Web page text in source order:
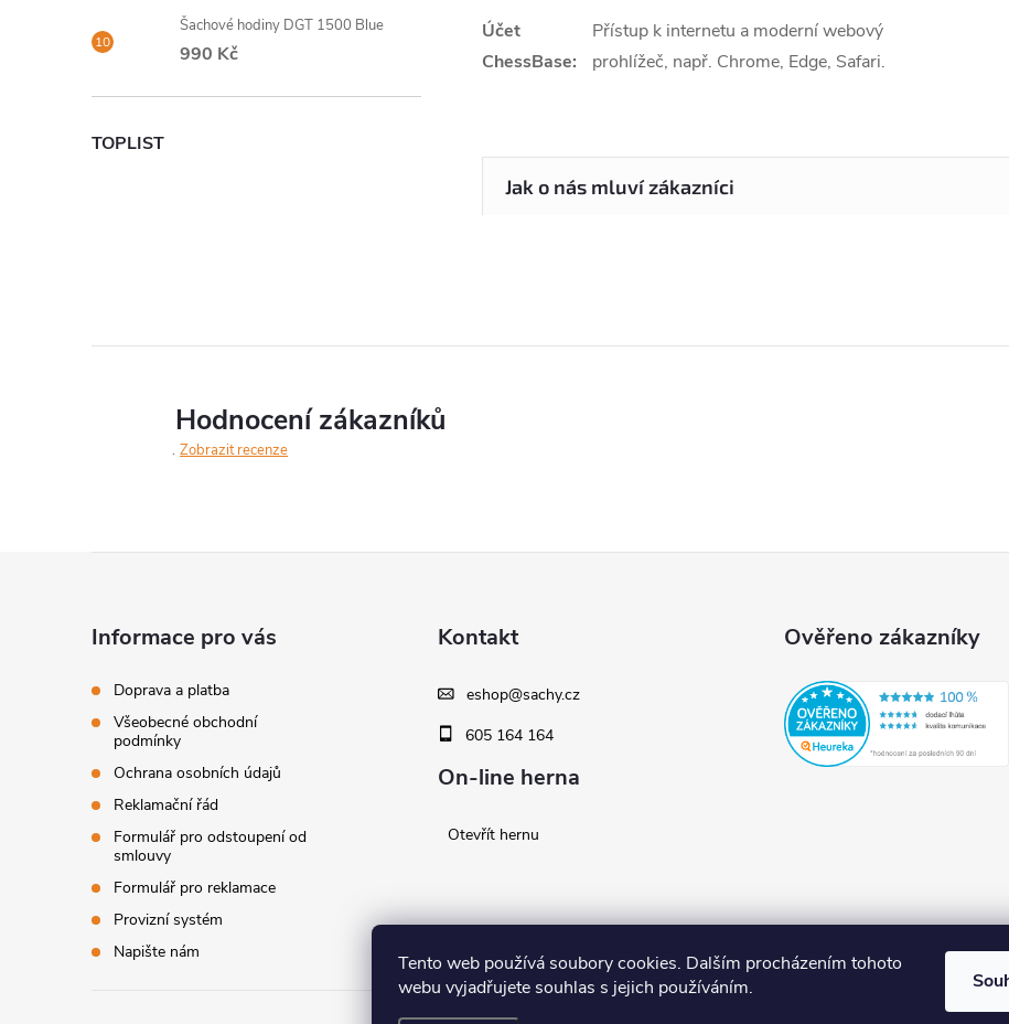
Tento web používá soubory cookies. Dalším procházením tohoto
webu vyjadřujete souhlas s jejich používáním.
Šachové hodiny DGT 1500 Blue
990 Kč
TOPLIST
Účet
ChessBase:
Přístup k internetu a moderní webový
prohlížeč, např. Chrome, Edge, Safari.
Hodnocení zákazníků
Zobrazit recenze
Informace pro vás
Doprava a platba
Všeobecné obchodní
podmínky
Ochrana osobních údajů
Reklamační řád
Formulář pro odstoupení od
smlouvy
Formulář pro reklamace
Provizní systém
Napište nám
Kontakt
eshop@sachy.cz
605 164 164
On-line herna
Otevřít hernu
Ověřeno zákazníky